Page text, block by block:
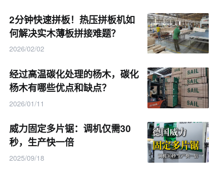
2分钟快速拼板！热压拼板机如
何解决实木薄板拼接难题？
2026/02/02
经过高温碳化处理的杨木，碳化
杨木有哪些优点和缺点？
2026/01/11
威力固定多片锯：调机仅需30
秒，生产快一倍
2025/09/18